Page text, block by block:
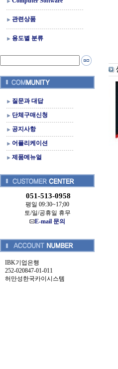
관련상품
용도별 분류
질문과 대답
단체구매신청
공지사항
어플리케이션
제품메뉴얼
051-513-0958
평일 09:30~17;00
토/일/공휴일 휴무
E-mail 문의
IBK기업은행
252-020847-01-011
허만성한국카이시스템